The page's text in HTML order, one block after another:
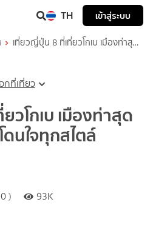
TH เข้าสู่ระบบ
เที่ยวญี่ปุ่น 8 ที่เที่ยวโกเบ เมืองท่าสุด
กที่เที่ยว
วโกเบ เมืองท่าสุด
นใจทุกสไตล์
)
93K